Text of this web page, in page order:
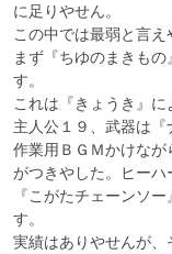
に足りやせん。
この中では最弱と言え
まず『ちゆのまきも
す。
これは『きょうき』に
主人公１９、武器は『
作業用ＢＧＭかけな
がつきやした。ヒーハ
『こがたチェーンソ
す。
実績はありやせんが、